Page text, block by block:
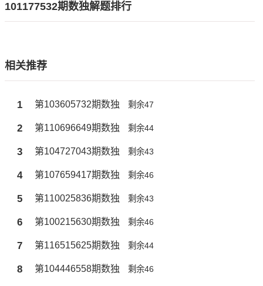
101177532期数独解题排行
相关推荐
1 第103605732期数独 剩余47
2 第110696649期数独 剩余44
3 第104727043期数独 剩余43
4 第107659417期数独 剩余46
5 第110025836期数独 剩余43
6 第100215630期数独 剩余46
7 第116515625期数独 剩余44
8 第104446558期数独 剩余46